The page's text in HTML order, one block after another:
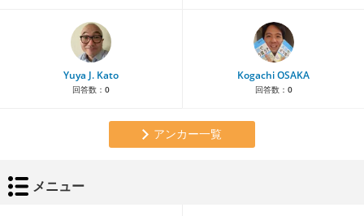
Yuya J. Kato
回答数： 0
Kogachi OSAKA
回答数： 0
アンカー一覧
メニュー